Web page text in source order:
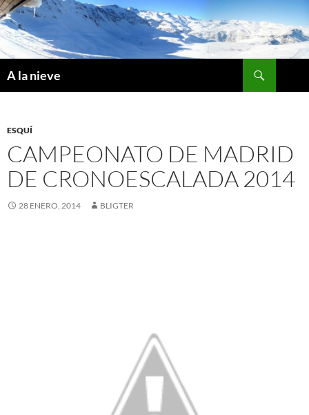
Saltar
al
contenido
A la nieve
ESQUÍ
CAMPEONATO DE MADRID
DE CRONOESCALADA 2014
28 ENERO, 2014 BLIGTER